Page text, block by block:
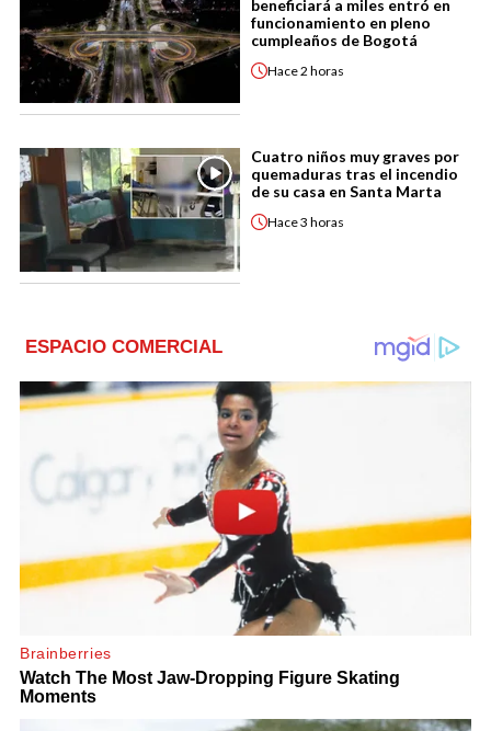
beneficiará a miles entró en
funcionamiento en pleno
cumpleaños de Bogotá
Hace2 horas
Cuatro niños muy graves por
quemaduras tras el incendio
de su casa en Santa Marta
Hace3 horas